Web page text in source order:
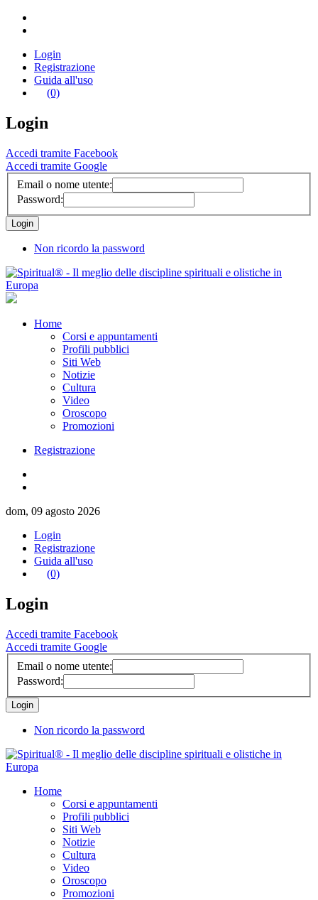
Login
Registrazione
Guida all'uso
(0)
Login
Accedi tramite Facebook
Accedi tramite Google
Email o nome utente:
Password:
Non ricordo la password
Home
Corsi e appuntamenti
Profili pubblici
Siti Web
Notizie
Cultura
Video
Oroscopo
Promozioni
Registrazione
dom, 09 agosto 2026
Login
Registrazione
Guida all'uso
(0)
Login
Accedi tramite Facebook
Accedi tramite Google
Email o nome utente:
Password:
Non ricordo la password
Home
Corsi e appuntamenti
Profili pubblici
Siti Web
Notizie
Cultura
Video
Oroscopo
Promozioni